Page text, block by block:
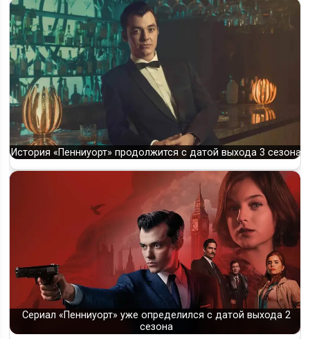
История «Пенниуорт» продолжится с датой выхода 3 сезона
Сериал «Пенниуорт» уже определился с датой выхода 2
сезона